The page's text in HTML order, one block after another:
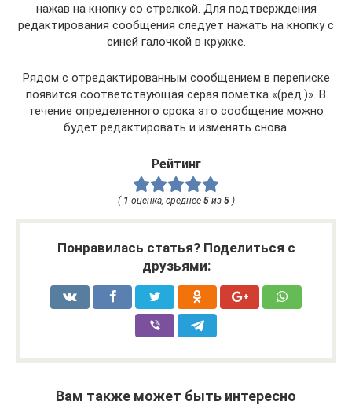
нажав на кнопку со стрелкой. Для подтверждения
редактирования сообщения следует нажать на кнопку с
синей галочкой в кружке.
Рядом с отредактированным сообщением в переписке
появится соответствующая серая пометка «(ред.)». В
течение определенного срока это сообщение можно
будет редактировать и изменять снова.
Рейтинг
( 1 оценка, среднее 5из 5)
Понравилась статья? Поделиться с
друзьями:
Вам также может быть интересно